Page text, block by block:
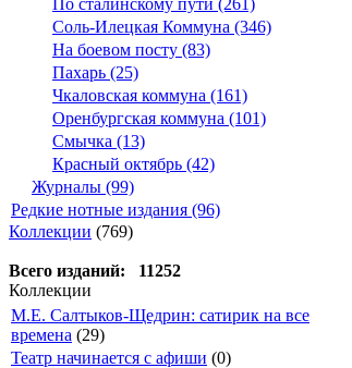
По сталинскому пути (261)
Соль-Илецкая Коммуна (346)
На боевом посту (83)
Пахарь (25)
Чкаловская коммуна (161)
Оренбургская коммуна (101)
Смычка (13)
Красный октябрь (42)
Журналы (99)
Редкие нотные издания (96)
Коллекции (769)
Всего изданий: 11252
Коллекции
М.Е. Салтыков-Щедрин: сатирик на все
времена (29)
Театр начинается с афиши (0)